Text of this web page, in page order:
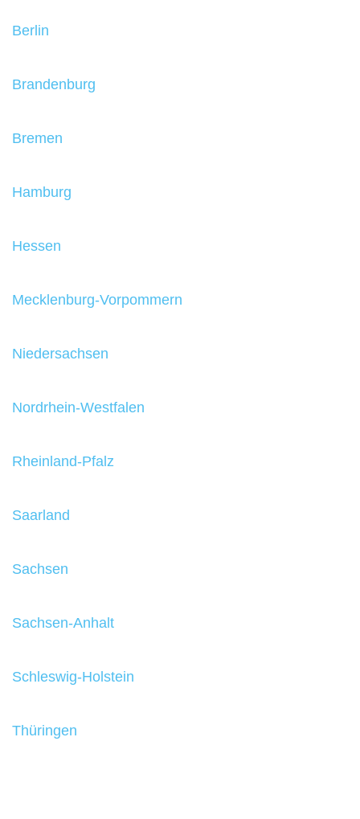
Berlin
Brandenburg
Bremen
Hamburg
Hessen
Mecklenburg-Vorpommern
Niedersachsen
Nordrhein-Westfalen
Rheinland-Pfalz
Saarland
Sachsen
Sachsen-Anhalt
Schleswig-Holstein
Thüringen